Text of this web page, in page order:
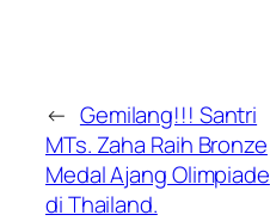
← Gemilang!!! Santri
MTs. Zaha Raih Bronze
Medal Ajang Olimpiade
di Thailand.